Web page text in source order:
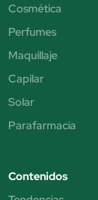
Cosmética
Perfumes
Maquillaje
Capilar
Solar
Parafarmacia
Contenidos